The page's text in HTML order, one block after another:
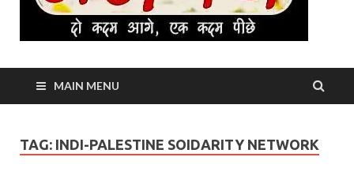
MAIN MENU
TAG: INDI-PALESTINE SOIDARITY NETWORK